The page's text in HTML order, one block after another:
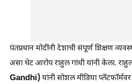
पंतप्रधान मोदींनी देशाची संपूर्ण शिक्षण
असा थेट आरोप राहुल गांधी यांनी केला.
Gandhi)यांनी सोशल मीडिया